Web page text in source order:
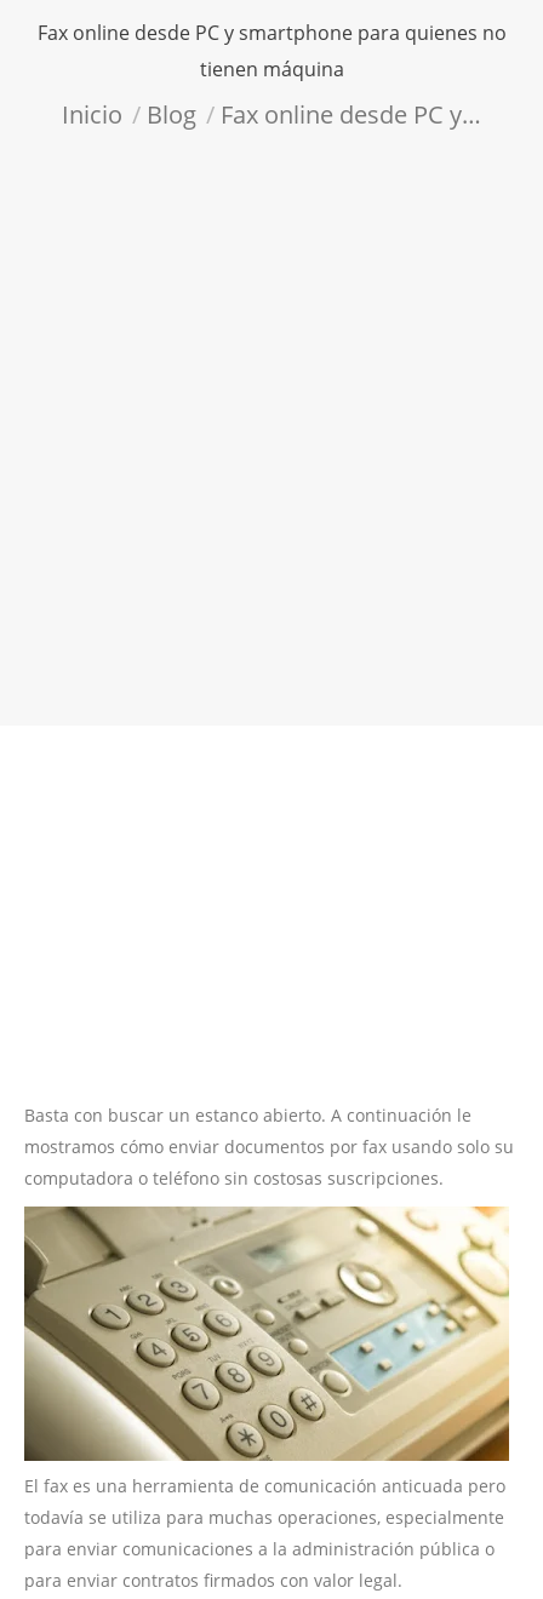
Fax online desde PC y smartphone para quienes no
tienen máquina
Estás aquí:
Inicio Blog Fax online desde PC y…
Basta con buscar un estanco abierto. A continuación le
mostramos cómo enviar documentos por fax usando solo su
computadora o teléfono sin costosas suscripciones.
El fax es una herramienta de comunicación anticuada pero
todavía se utiliza para muchas operaciones, especialmente
para enviar comunicaciones a la administración pública o
para enviar contratos firmados con valor legal.